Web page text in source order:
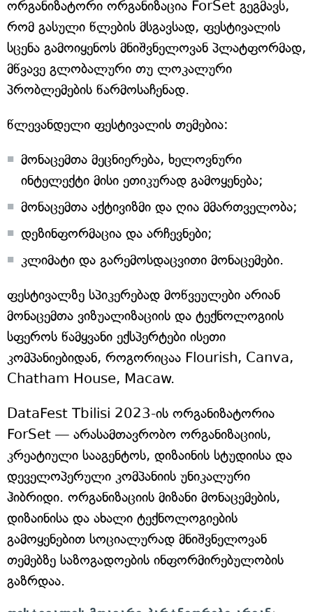
ორგანიზატორი ორგანიზაცია ForSet გეგმავს,
რომ გასული წლების მსგავსად, ფესტივალის
სცენა გამოიყენოს მნიშვნელოვან პლატფორმად,
მწვავე გლობალური თუ ლოკალური
პრობლემების წარმოსაჩენად.
წლევანდელი ფესტივალის თემებია:
მონაცემთა მეცნიერება, ხელოვნური
ინტელექტი მისი ეთიკურად გამოყენება;
მონაცემთა აქტივიზმი და ღია მმართველობა;
დეზინფორმაცია და არჩევნები;
კლიმატი და გარემოსდაცვითი მონაცემები.
ფესტივალზე სპიკერებად მოწვეულები არიან
მონაცემთა ვიზუალიზაციის და ტექნოლოგიის
სფეროს წამყვანი ექსპერტები ისეთი
კომპანიებიდან, როგორიცაა Flourish, Canva,
Chatham House, Macaw.
DataFest Tbilisi 2023-ის ორგანიზატორია
ForSet — არასამთავრობო ორგანიზაციის,
კრეატიული სააგენტოს, დიზაინის სტუდიისა და
დეველოპერული კომპანიის უნიკალური
ჰიბრიდი. ორგანიზაციის მიზანი მონაცემების,
დიზაინისა და ახალი ტექნოლოგიების
გამოყენებით სოციალურად მნიშვნელოვან
თემებზე საზოგადოების ინფორმირებულობის
გაზრდაა.